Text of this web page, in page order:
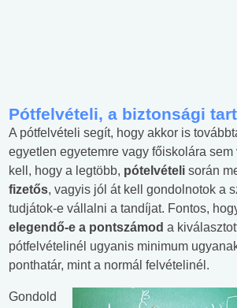
Pótfelvételi, a biztonsági
A pótfelvételi segít, hogy akkor is
egyetlen egyetemre vagy főiskolára sem
kell, hogy a legtöbb, pótelvételi során
fizetős, vagyis jól át kell gondolnotok a
tudjátok-e vállalni a tandíjat. Fontos,
elegendő-e a pontszámod a
pótfelvételinél ugyanis minimum
ponthatár, mint a normál felvételinél.
Gondold